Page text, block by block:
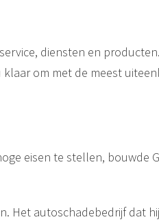
diensten en
om met de meest
eisen te stellen, bouwde
Het autoschadebedrijf dat